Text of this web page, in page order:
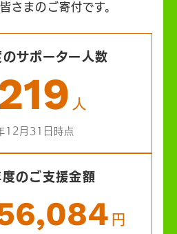
さまのご寄付です。
サポーター人数
人
12月31日時点
のご支援金額
円